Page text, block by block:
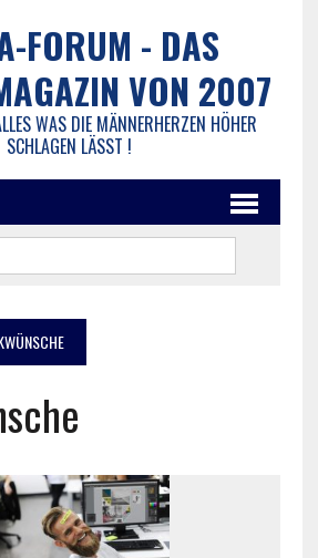
FORUM - DAS
VON 2007
WAS DIE MÄNNERHERZEN HÖHER
SCHLAGEN LÄSST !